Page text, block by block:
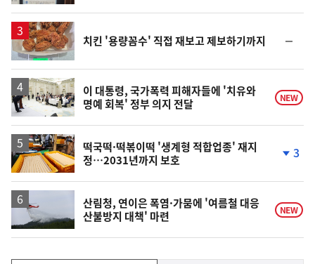
일
치킨 '용량꼼수' 직접 재보고 제보하기까지
일
이 대통령, 국가폭력 피해자들에 '치유와
명예 회복' 정부 의지 전달
NEW
떡국떡·떡볶이떡 '생계형 적합업종' 재지
정…2031년까지 보호
락
3
산림청, 연이은 폭염·가뭄에 '여름철 대응
산불방지 대책' 마련
NEW